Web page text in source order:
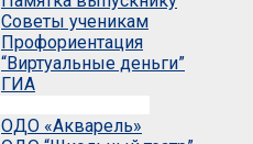
Советы ученикам
Профориентация
“Виртуальные деньги”
ГИА
ОДО «Акварель»